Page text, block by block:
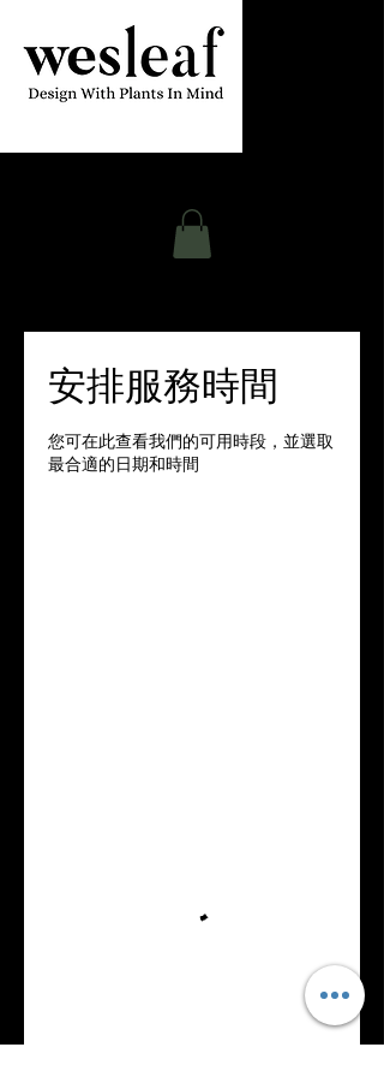
安排服務時間
您可在此查看我們的可用時段，並選取
最合適的日期和時間